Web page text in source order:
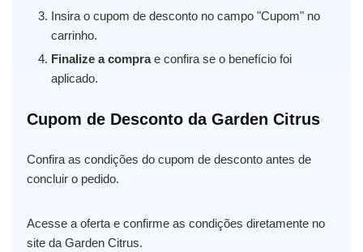
Insira o cupom de desconto no campo "Cupom" no
carrinho.
Finalize a comprae confira se o benefício foi
aplicado.
Cupom de Desconto da Garden Citrus
Confira as condições do cupom de desconto antes de
concluir o pedido.
Acesse a oferta e confirme as condições diretamente no
site da Garden Citrus.